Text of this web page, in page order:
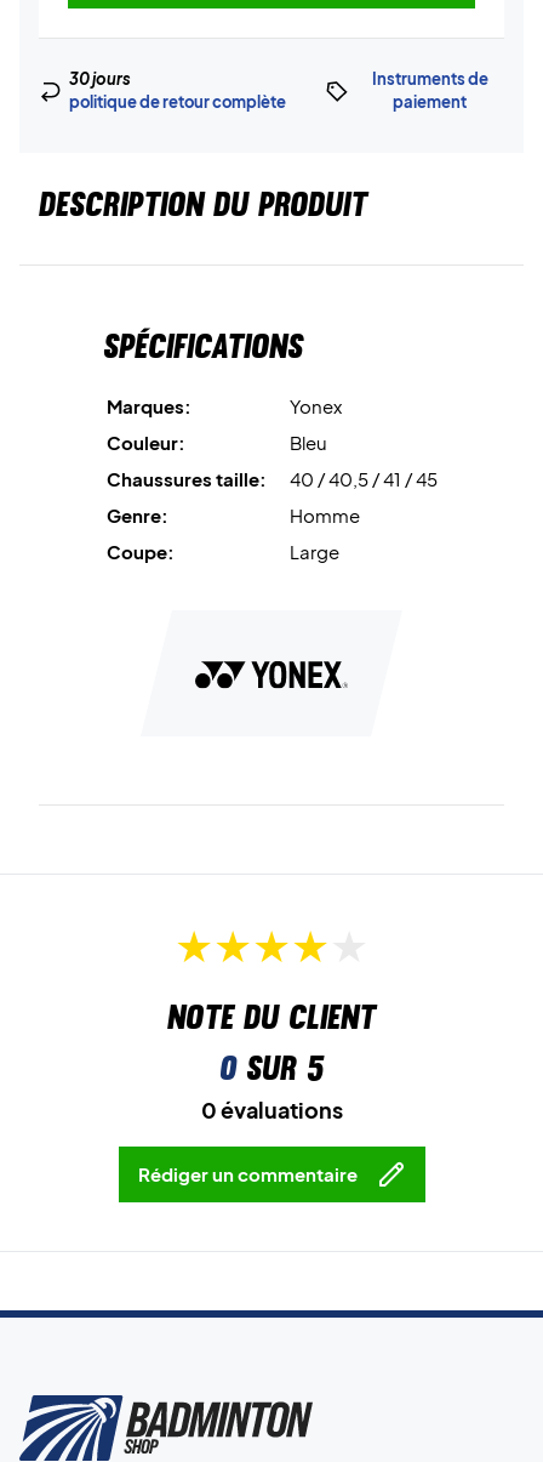
30 jours
politique de retour complète
Instruments de
paiement
DESCRIPTION DU PRODUIT
Spécifications
Marques:
Yonex
Couleur:
Bleu
Chaussures taille:
40 / 40,5 / 41 / 45
Genre:
Homme
Coupe:
Large
Note du client
0sur 5
0 évaluations
Rédiger un commentaire